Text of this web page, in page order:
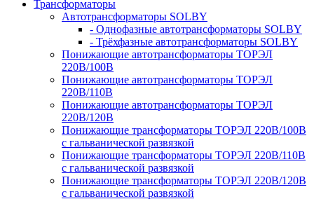
Трансформаторы
Автотрансформаторы SOLBY
- Однофазные автотрансформаторы SOLBY
- Трёхфазные автотрансформаторы SOLBY
Понижающие автотрансформаторы ТОРЭЛ
220В/100В
Понижающие автотрансформаторы ТОРЭЛ
220В/110В
Понижающие автотрансформаторы ТОРЭЛ
220В/120В
Понижающие трансформаторы ТОРЭЛ 220В/100В
с гальванической развязкой
Понижающие трансформаторы ТОРЭЛ 220В/110В
с гальванической развязкой
Понижающие трансформаторы ТОРЭЛ 220В/120В
с гальванической развязкой